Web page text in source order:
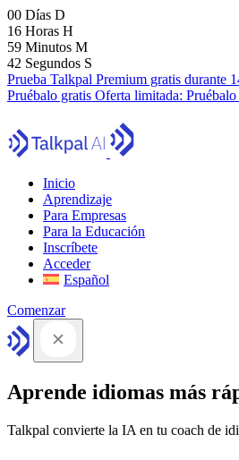
00 Días D
16 Horas H
59 Minutos M
42 Segundos S
Prueba Talkpal Premium gratis durante
Pruébalo gratis Oferta limitada: Pruébalo
Inicio
Aprendizaje
Para Empresas
Para la Educación
Inscríbete
Acceder
Español
Comenzar
Aprende idiomas más
Talkpal convierte la IA en tu coach de